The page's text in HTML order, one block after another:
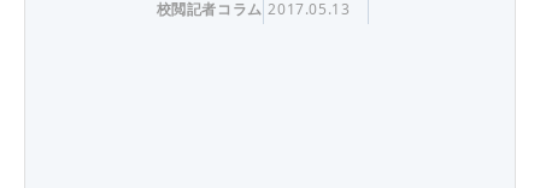
校閲記者コラム 2017.05.13